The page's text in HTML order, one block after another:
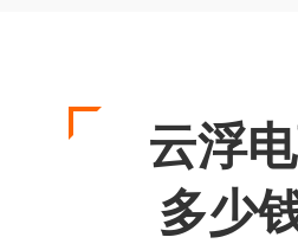
云浮
多少